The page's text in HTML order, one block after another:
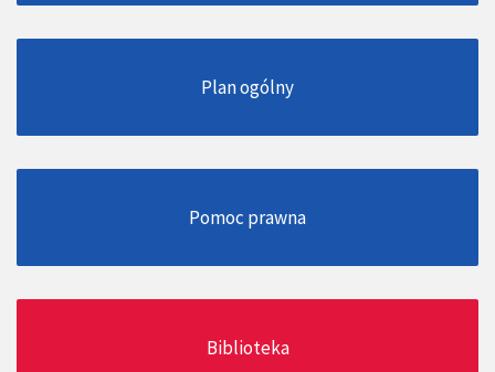
Plan ogólny
Pomoc prawna
Biblioteka